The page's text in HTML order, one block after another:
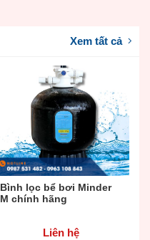
Xem tất cả
Bình lọc bể bơi Minder
M chính hãng
Liên hệ